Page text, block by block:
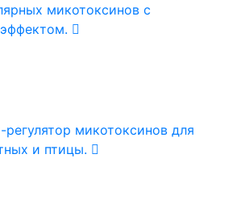
микотоксинов с
регулятор микотоксинов для
и птицы.